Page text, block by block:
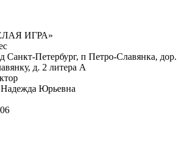
ИГРА»
Санкт-Петербург, п Петро-Славянка, дор.
д. 2 литера А
Юрьевна